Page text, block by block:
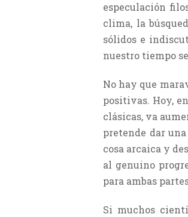
especulación
clima, la
sólidos e
nuestro tiempo
No hay que
positivas. Hoy,
clásicas, va
pretende dar
cosa arcaica y
al genuino
para ambas
Si muchos